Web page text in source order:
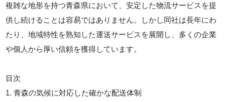
複雑な地形を持つ青森県において、安定した物流サービスを提
供し続けることは容易ではありません。しかし同社は長年にわ
たり、地域特性を熟知した運送サービスを展開し、多くの企業
や個人から厚い信頼を獲得しています。
目次
1. 青森の気候に対応した確かな配送体制